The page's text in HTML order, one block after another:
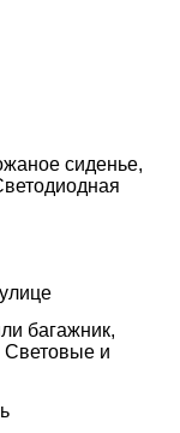
сиденье,
багажник,
Световые и